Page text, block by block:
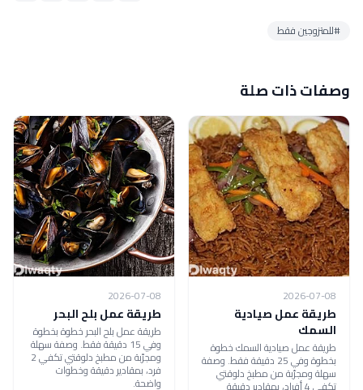
#للمتزوجين فقط
وصفات ذات صلة
2026-07-08
طريقة عمل صيادية
السمك
طريقة عمل صيادية السمك خطوة
بخطوة وفي 25 دقيقة فقط. وصفة
سهلة ومجرّبة من مطبخ دلوقتي
تكفي 4 أفراد، بمقادير دقيقة
2026-07-08
طريقة عمل بلح البحر
طريقة عمل بلح البحر خطوة بخطوة
وفي 15 دقيقة فقط. وصفة سهلة
ومجرّبة من مطبخ دلوقتي تكفي 2
فرد، بمقادير دقيقة وخطوات
واضحة.